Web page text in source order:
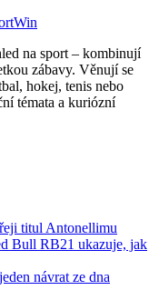
na sport – kombinují
zábavy. Věnují se
hokej, tenis nebo
témata a kuriózní
titul Antonellimu
Bull RB21 ukazuje, jak
návrat ze dna